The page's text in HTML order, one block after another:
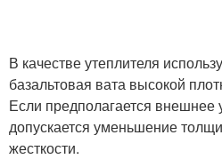
В качестве утеплителя
базальтовая вата высокой
Если предполагается внешнее
допускается уменьшение
жесткости.